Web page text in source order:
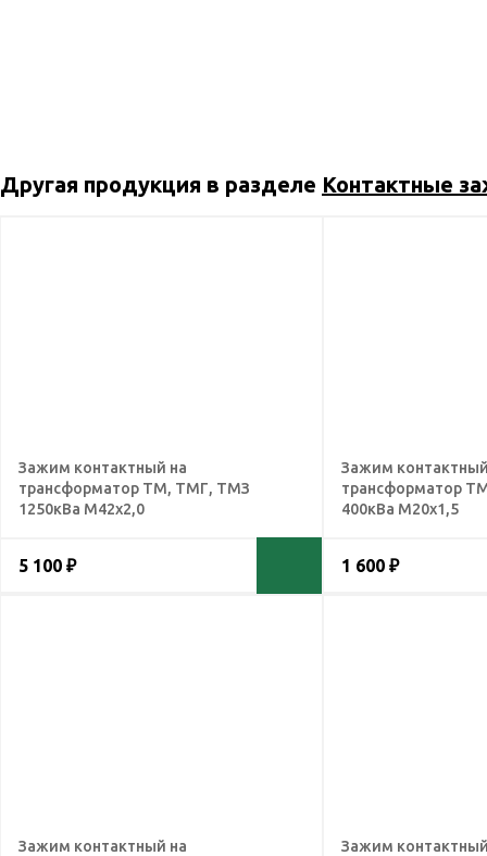
Другая продукция в разделе Контактные
Зажим контактный на
трансформатор ТМ, ТМГ, ТМЗ
1250кВа М42х2,0
5 100 ₽
Зажим
трансформатор
400кВа М20х1,5
1 600 ₽
Зажим контактный на
Зажим